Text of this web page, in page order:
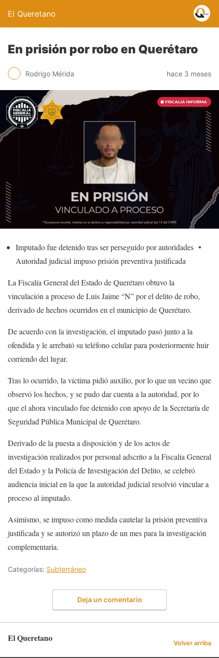
El Queretano
En prisión por robo en Querétaro
Rodrigo Mérida hace 3 meses
Imputado fue detenido tras ser perseguido por autoridades •
Autoridad judicial impuso prisión preventiva justificada
La Fiscalía General del Estado de Querétaro obtuvo la
vinculación a proceso de Luis Jaime “N” por el delito de robo,
derivado de hechos ocurridos en el municipio de Querétaro.
De acuerdo con la investigación, el imputado pasó junto a la
ofendida y le arrebató su teléfono celular para posteriormente huir
corriendo del lugar.
Tras lo ocurrido, la víctima pidió auxilio, por lo que un vecino que
observó los hechos, y se pudo dar cuenta a la autoridad, por lo
que el ahora vinculado fue detenido con apoyo de la Secretaría de
Seguridad Pública Municipal de Querétaro.
Derivado de la puesta a disposición y de los actos de
investigación realizados por personal adscrito a la Fiscalía General
del Estado y la Policía de Investigación del Delito, se celebró
audiencia inicial en la que la autoridad judicial resolvió vincular a
proceso al imputado.
Asimismo, se impuso como medida cautelar la prisión preventiva
justificada y se autorizó un plazo de un mes para la investigación
complementaria.
Categorías: Subterráneo
Deja un comentario
El Queretano Volver arriba